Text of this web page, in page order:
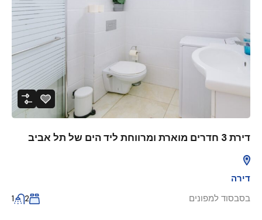
דירת 3 חדרים מוארת ומרווחת ליד הים של תל אביב
דירה
בסבסוד למפונים
2
1